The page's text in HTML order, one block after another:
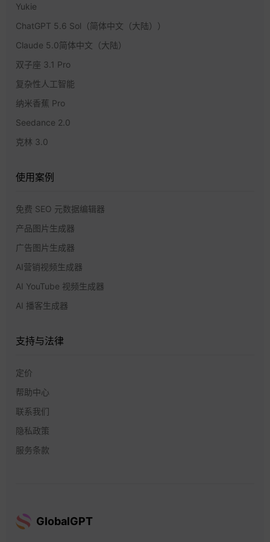
Yukie
ChatGPT 5.6 Sol（简体中文（大陆））
Claude 5.0简体中文（大陆）
双子座 3.1 Pro
复杂性人工智能
纳米香蕉 Pro
Seedance 2.0
克林 3.0
使用案例
免费 SEO 元数据编辑器
产品图片生成器
广告图片生成器
AI营销视频生成器
AI YouTube 视频生成器
AI 播客生成器
支持与法律
定价
帮助中心
联系我们
隐私政策
服务条款
GlobalGPT